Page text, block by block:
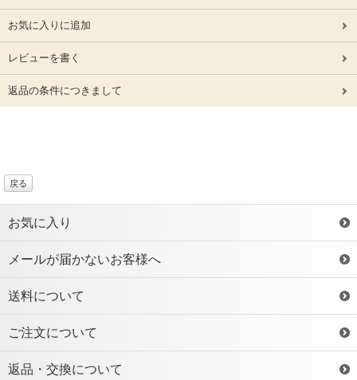
お気に入りに追加
レビューを書く
返品の条件につきまして
戻る
お気に入り
メールが届かないお客様へ
送料について
ご注文について
返品・交換について